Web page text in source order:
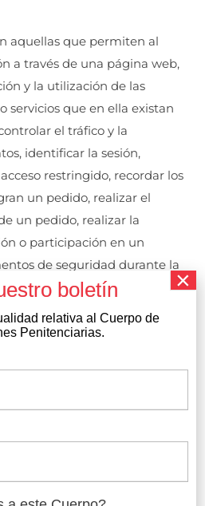
aquellas que permiten al
a través de una página web,
y la utilización de las
servicios que en ella existan
el tráfico y la
identificar la sesión,
restringido, recordar los
un pedido, realizar el
un pedido, realizar la
o participación en un
de seguridad durante la
contenidos para la difusión
contenidos a través
Son aquellas que
serian el idioma, el tipo
relativa alCuerpo de
Penitenciarias.